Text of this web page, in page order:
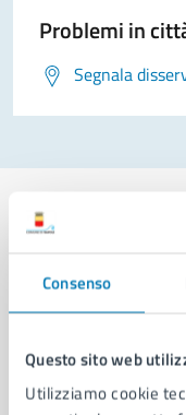
Consenso
Questo sito web
Utilizziamo cookie
Problemi in
Segnala
Comune di
AMMINISTRAZIONE
Aree amministrative